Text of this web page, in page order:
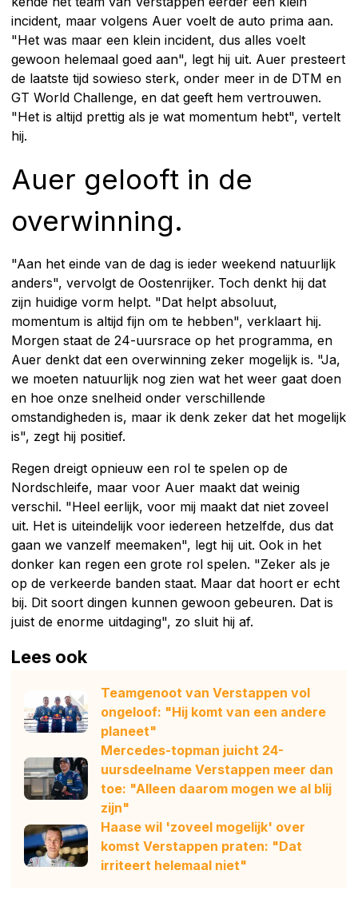
incident, maar volgens Auer voelt de auto prima aan.
"Het was maar een klein incident, dus alles voelt
gewoon helemaal goed aan", legt hij uit. Auer presteert
de laatste tijd sowieso sterk, onder meer in de DTM en
GT World Challenge, en dat geeft hem vertrouwen.
"Het is altijd prettig als je wat momentum hebt", vertelt
hij.
Auer gelooft in de
overwinning.
"Aan het einde van de dag is ieder weekend natuurlijk
anders", vervolgt de Oostenrijker. Toch denkt hij dat
zijn huidige vorm helpt. "Dat helpt absoluut,
momentum is altijd fijn om te hebben", verklaart hij.
Morgen staat de 24-uursrace op het programma, en
Auer denkt dat een overwinning zeker mogelijk is. "Ja,
we moeten natuurlijk nog zien wat het weer gaat doen
en hoe onze snelheid onder verschillende
omstandigheden is, maar ik denk zeker dat het mogelijk
is", zegt hij positief.
Regen dreigt opnieuw een rol te spelen op de
Nordschleife, maar voor Auer maakt dat weinig
verschil. "Heel eerlijk, voor mij maakt dat niet zoveel
uit. Het is uiteindelijk voor iedereen hetzelfde, dus dat
gaan we vanzelf meemaken", legt hij uit. Ook in het
donker kan regen een grote rol spelen. "Zeker als je
op de verkeerde banden staat. Maar dat hoort er echt
bij. Dit soort dingen kunnen gewoon gebeuren. Dat is
juist de enorme uitdaging", zo sluit hij af.
Lees ook
Teamgenoot van Verstappen vol
ongeloof: "Hij komt van een andere
planeet"
Mercedes-topman juicht 24-
uursdeelname Verstappen meer dan
toe: "Alleen daarom mogen we al blij
zijn"
Haase wil 'zoveel mogelijk' over
komst Verstappen praten: "Dat
irriteert helemaal niet"